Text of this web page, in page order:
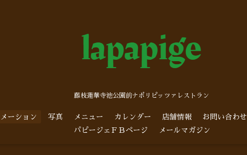
藤枝蓮華寺池公園前ナポリピッツァレストラン
ーション 写真 メニュー カレンダー 店舗情報 お問い合わせ
パピージェＦＢページ
メールマガジン